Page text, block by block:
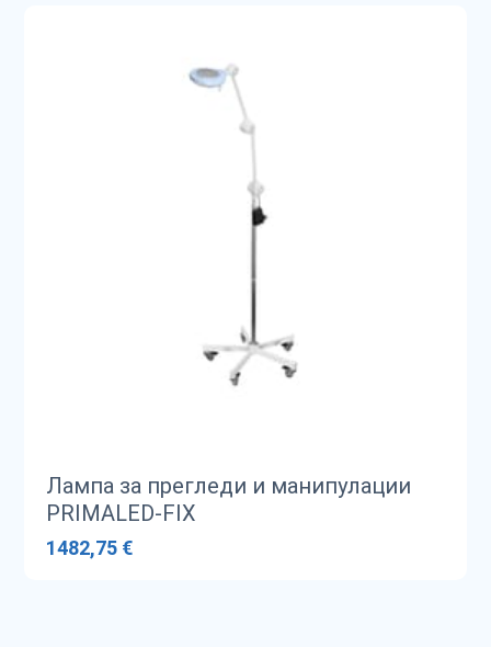
Лампа за прегледи и манипулации
PRIMALED-FIX
1482,75 €